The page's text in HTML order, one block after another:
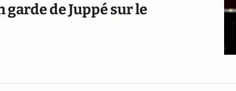
garde de Juppé sur le